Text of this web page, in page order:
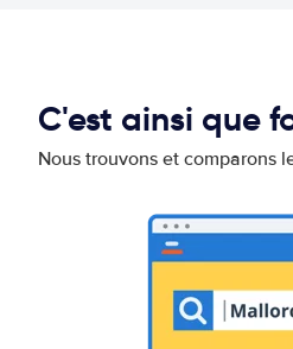
C'est ainsi que
Nous trouvons et comparons